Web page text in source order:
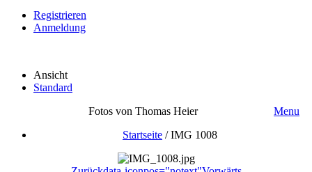
Registrieren
Anmeldung
Ansicht
Standard
Fotos von Thomas Heier
Menu
Startseite /IMG 1008